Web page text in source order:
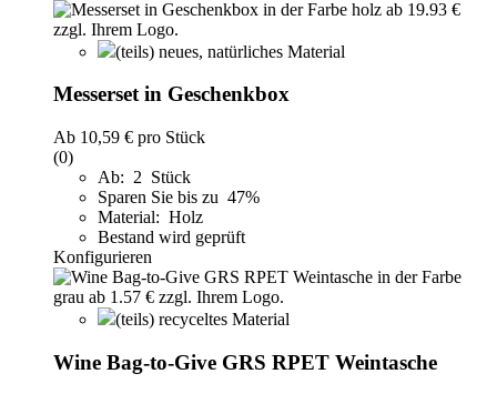
(teils) neues, natürliches Material
Messerset in Geschenkbox
Ab 10,59 € pro Stück
(0)
Ab: 2 Stück
Sparen Sie bis zu 47%
Material: Holz
Bestand wird geprüft
Konfigurieren
(teils) recyceltes Material
Wine Bag-to-Give GRS RPET Weintasche